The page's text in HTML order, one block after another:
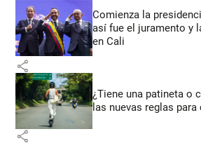
Comienza la
así fue el juramento y
en Cali
share
¿Tiene una patineta o
las nuevas reglas
share